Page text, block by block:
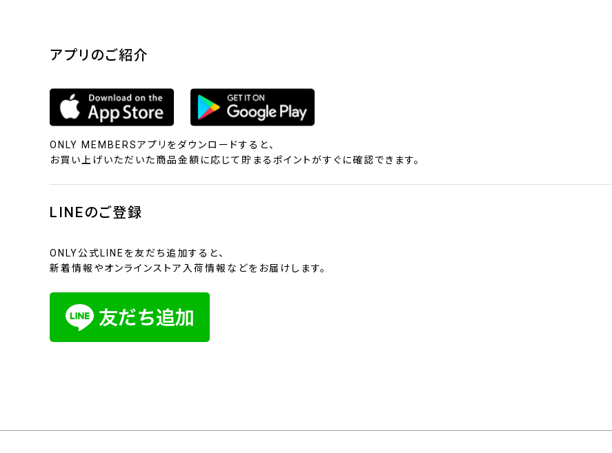
アプリのご紹介
ONLY MEMBERSアプリをダウンロードすると、
お買い上げいただいた商品金額に応じて貯まるポイントがすぐに確認できます。
LINEのご登録
ONLY公式LINEを友だち追加すると、
新着情報やオンラインストア入荷情報などをお届けします。